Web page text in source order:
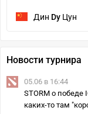
Дин Dy Цун
Новости турнира
05.06 в 16:44
STORM о победе
каких-то там